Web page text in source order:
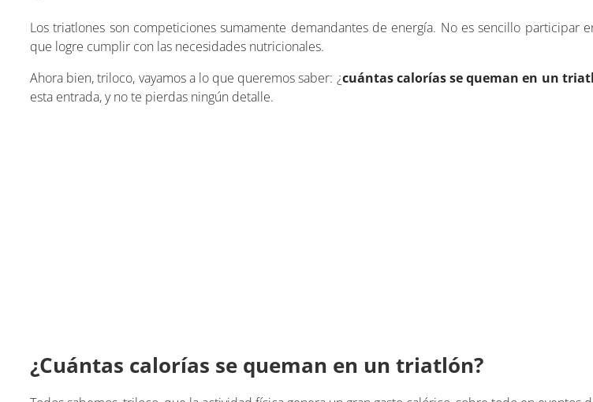
Los triatlones son competiciones sumamente demandantes de energía. No es sencillo participar
que logre cumplir con las necesidades nutricionales.
Ahora bien, triloco, vayamos a lo que queremos saber: ¿cuántas calorías se queman en un
esta entrada, y no te pierdas ningún detalle.
¿Cuántas calorías se queman en un triatlón?